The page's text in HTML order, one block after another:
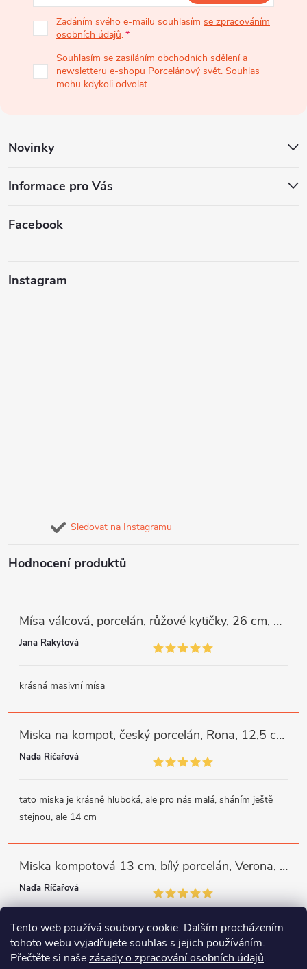
Tento web používá soubory cookie. Dalším procházením
tohoto webu vyjadřujete souhlas s jejich používáním.
Přečtěte si našezásady o zpracování osobních údajů.
í
Zadáním svého e-mailu souhlasím se zpracováním
osobních údajů.
Souhlasím se zasíláním obchodních sdělení a
newsletteru e-shopu Porcelánový svět. Souhlas
mohu kdykoli odvolat.
Novinky
Informace pro Vás
Facebook
Instagram
Sledovat na Instagramu
Hodnocení produktů
Mísa válcová, porcelán, růžové kytičky, 26 cm, G. Benedikt
Jana Rakytová
krásná masivní mísa
Miska na kompot, český porcelán, Rona, 12,5 cm, bílý, G. Benedikt
Naďa Říčařová
tato miska je krásně hluboká, ale pro nás malá, sháním ještě
stejnou, ale 14 cm
Miska kompotová 13 cm, bílý porcelán, Verona, G. Benedikt
Naďa Říčařová
miska je trochu mělká, ale využiji